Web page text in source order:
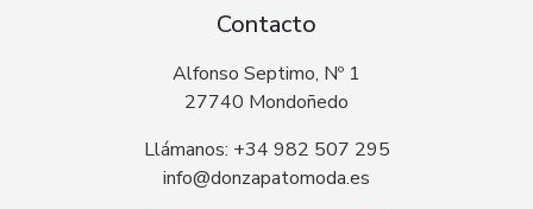
Contacto
Alfonso Septimo, Nº 1
27740 Mondoñedo
Llámanos: +34 982 507 295
info@donzapatomoda.es